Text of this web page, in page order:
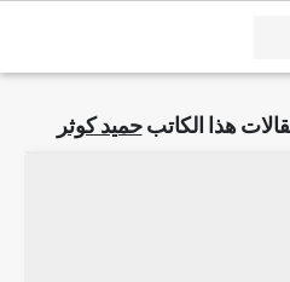
هذا الكاتبحميد كوثر